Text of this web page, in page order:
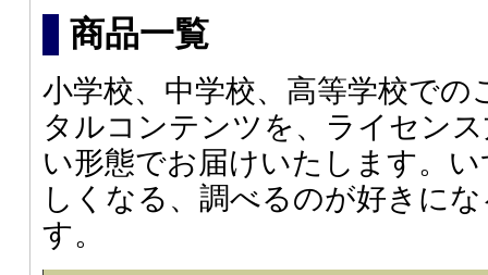
商品一覧
小学校、中学校、高等学校での
タルコンテンツを、ライセン
い形態でお届けいたします。
しくなる、調べるのが好きに
す。